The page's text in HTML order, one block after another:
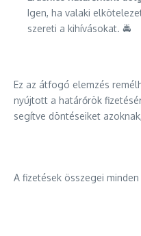
Igen, ha valaki
szereti a kihívásokat. 🚔
Ez az átfogó elemzés
nyújtott a határőrök
segítve döntéseiket
A fizetések összegei